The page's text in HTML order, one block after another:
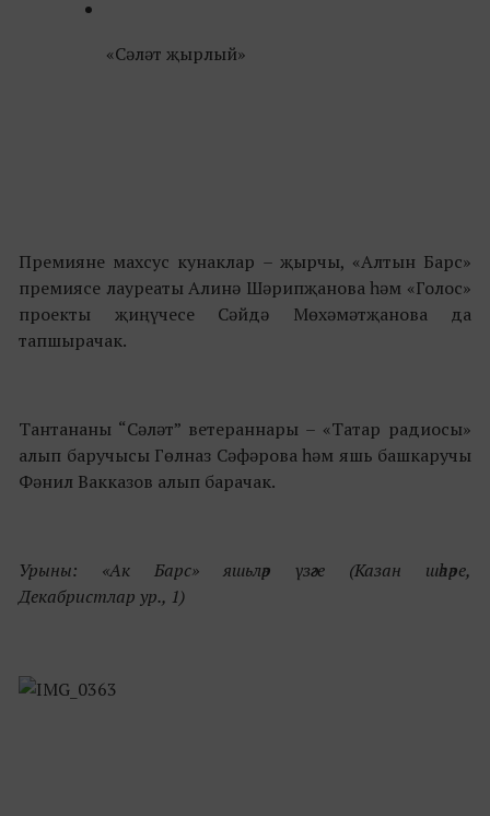
«Сәләт җырлый»
Премияне махсус кунаклар – җырчы, «Алтын Барс»
премиясе лауреаты Алинә Шәрипҗанова һәм «Голос»
проекты җиңүчесе Сәйдә Мөхәмәтҗанова да
тапшырачак.
Тантананы “Сәләт” ветераннары – «Татар радиосы»
алып баручысы Гөлназ Сәфәрова һәм яшь башкаручы
Фәнил Вакказов алып барачак.
Урыны: «Ак Барс» яшьләр үзәге (Казан шәһәре,
Декабристлар ур., 1)